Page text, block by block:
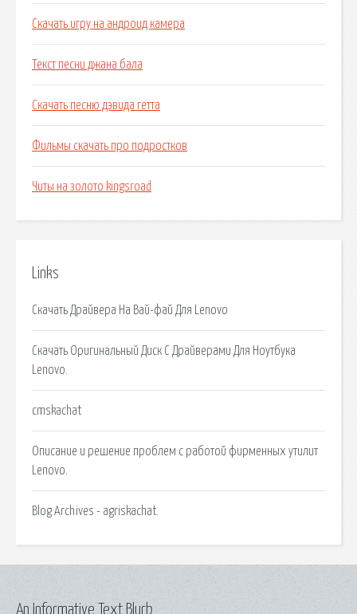
Скачать игру на андроид камера
Текст песни джана бала
Скачать песню дэвида гетта
Фильмы скачать про подростков
Читы на золото kingsroad
Links
Скачать Драйвера На Вай-фай Для Lenovo
Скачать Оригинальный Диск С Драйверами Для Ноутбука
Lenovo.
cmskachat
Описание и решение проблем с работой фирменных утилит
Lenovo.
Blog Archives - agriskachat.
An Informative Text Blurb